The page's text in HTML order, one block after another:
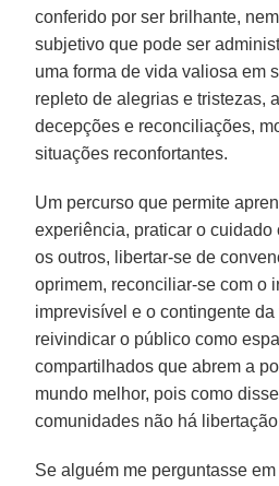
conferido por ser brilhante,
subjetivo que pode ser
uma forma de vida valiosa em
repleto de alegrias e tristezas,
decepções e reconciliações,
situações reconfortantes.
Um percurso que permite
experiência, praticar o cuidado
os outros, libertar-se de
oprimem, reconciliar-se com o
imprevisível e o contingente
reivindicar o público como
compartilhados que abrem a
mundo melhor, pois como
comunidades não há
Se alguém me perguntasse